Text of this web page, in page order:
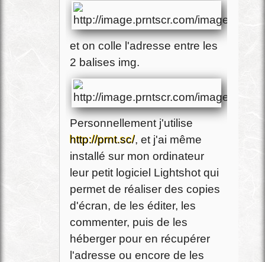
et on colle l'adresse entre les
2 balises img.
Personnellement j'utilise
http://prnt.sc/, et j'ai même
installé sur mon ordinateur
leur petit logiciel Lightshot qui
permet de réaliser des copies
d'écran, de les éditer, les
commenter, puis de les
héberger pour en récupérer
l'adresse ou encore de les